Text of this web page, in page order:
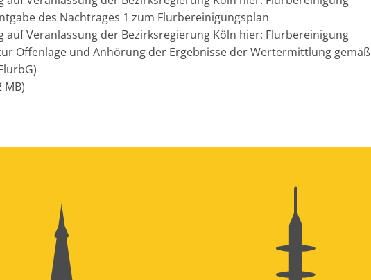
des Nachtrages 1 zum Flurbereinigungsplan
auf Veranlassung der Bezirksregierung Köln hier: Flurbereinigung
Offenlage und Anhörung der Ergebnisse der Wertermittlung gemäß
MB)